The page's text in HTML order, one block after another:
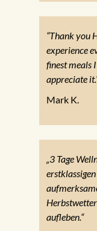
“Thank you
experience
finest meals
appreciate
Mark K.
„3 Tage
aufleben.“